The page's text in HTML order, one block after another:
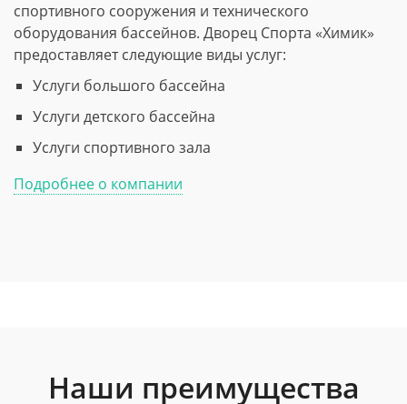
спортивного сооружения и технического
оборудования бассейнов. Дворец Спорта «Химик»
предоставляет следующие виды услуг:
Услуги большого бассейна
Услуги детского бассейна
Услуги спортивного зала
Подробнее о компании
Наши преимущества